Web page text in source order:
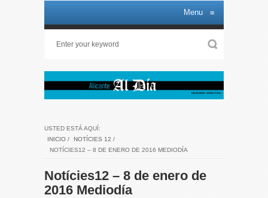
Menu ≡
USTED ESTÁ AQUÍ:
INICIO / NOTÍCIES 12 /
NOTÍCIES12 – 8 DE ENERO DE 2016 MEDIODÍA
Notícies12 – 8 de enero de
2016 Mediodía